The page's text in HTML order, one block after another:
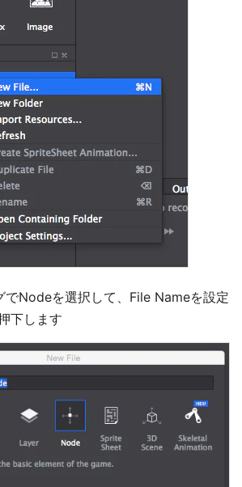
でNodeを選択して、File Nameを設定
下します